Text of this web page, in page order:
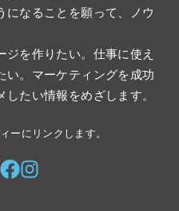
になることを願って、ノウ
を作りたい。仕事に使え
い。マーケティングを成功
たい情報をめざします。
ーにリンクします。